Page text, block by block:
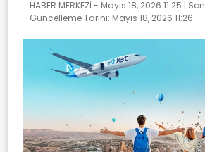
HABER MERKEZİ - Mayıs 18, 2026 11:25 | Son
Güncelleme Tarihi: Mayıs 18, 2026 11:26